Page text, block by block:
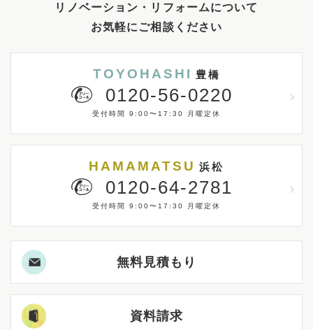
リノベーション・リフォームについて
お気軽にご相談ください
TOYOHASHI 豊橋
0120-56-0220
受付時間 9:00〜17:30 月曜定休
HAMAMATSU 浜松
0120-64-2781
受付時間 9:00〜17:30 月曜定休
無料見積もり
資料請求